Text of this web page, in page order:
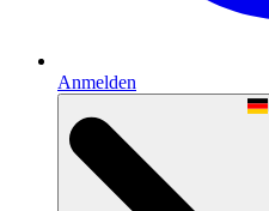
Anmelden